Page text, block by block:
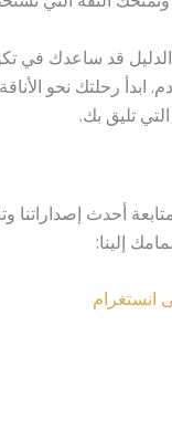
الدليل قد ساعدك في
ابدأ رحلتك نحو
تليق بك.
أحدث إصداراتنا
إلينا:
انستغرام